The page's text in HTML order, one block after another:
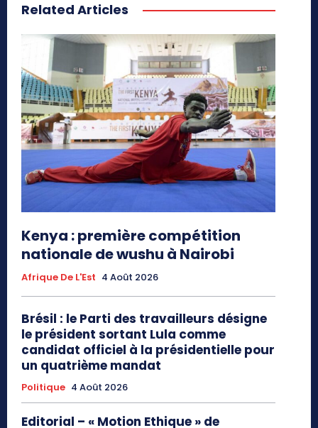
Related Articles
Kenya : première compétition
nationale de wushu à Nairobi
Afrique De L'Est 4 Août 2026
Brésil : le Parti des travailleurs désigne
le président sortant Lula comme
candidat officiel à la présidentielle pour
un quatrième mandat
Politique 4 Août 2026
Editorial – « Motion Ethique » de